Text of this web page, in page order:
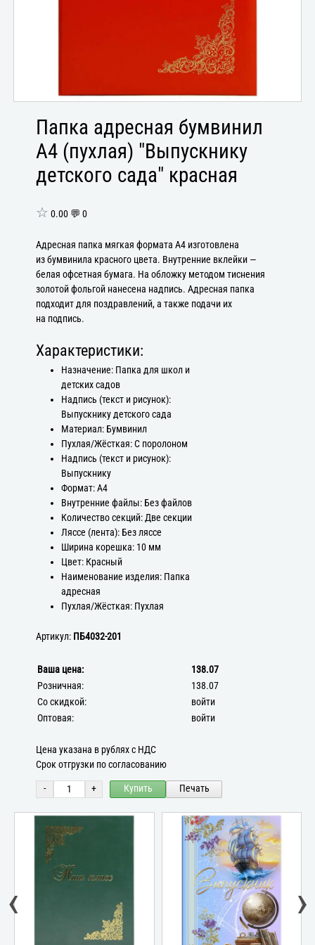
Папка адресная бумвинил
А4 (пухлая) "Выпускнику
детского сада" красная
☆ 0.00 💬 0
Адресная папка мягкая формата А4 изготовлена
из бумвинила красного цвета. Внутренние вклейки —
белая офсетная бумага. На обложку методом тиснения
золотой фольгой нанесена надпись. Адресная папка
подходит для поздравлений, а также подачи их
на подпись.
Характеристики:
Назначение: Папка для школ и
детских садов
Надпись (текст и рисунок):
Выпускнику детского сада
Материал: Бумвинил
Пухлая/Жёсткая: С поролоном
Надпись (текст и рисунок):
Выпускнику
Формат: А4
Внутренние файлы: Без файлов
Количество секций: Две секции
Ляссе (лента): Без ляссе
Ширина корешка: 10 мм
Цвет: Красный
Наименование изделия: Папка
адресная
Пухлая/Жёсткая: Пухлая
Артикул: ПБ4032-201
Ваша цена:
138.07
Розничная:
138.07
Со скидкой:
войти
Оптовая:
войти
Цена указана в рублях с НДС
Срок отгрузки по согласованию
- + Купить Печать
‹ ›